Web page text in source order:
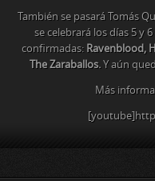
También se pasará Tomás
se celebrará los días 5 y
confirmadas: Ravenblood,
The Zaraballos.Y aún
Más